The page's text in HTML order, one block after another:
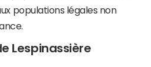
populations légales non
Lespinassière